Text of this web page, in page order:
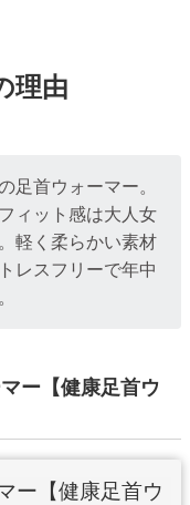
理由
足首ウォーマー。
ィット感は大人女
軽く柔らかい素材
レスフリーで年中
ー【健康足首ウ
ー【健康足首ウ